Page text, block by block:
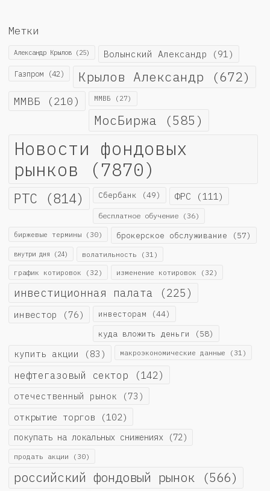
Метки
Александр Крылов (25) Волынский Александр (91)
Газпром (42) Крылов Александр (672)
ММВБ (210) ММВБ (27)
МосБиржа (585)
Новости фондовых
рынков (7870)
РТС (814) Сбербанк (49) ФРС (111)
бесплатное обучение (36)
биржевые термины (30) брокерское обслуживание (57)
внутри дня (24) волатильность (31)
график котировок (32) изменение котировок (32)
инвестиционная палата (225)
инвестор (76) инвесторам (44)
куда вложить деньги (58)
купить акции (83) макроэкономические данные (31)
нефтегазовый сектор (142)
отечественный рынок (73)
открытие торгов (102)
покупать на локальных снижениях (72)
продать акции (30)
российский фондовый рынок (566)